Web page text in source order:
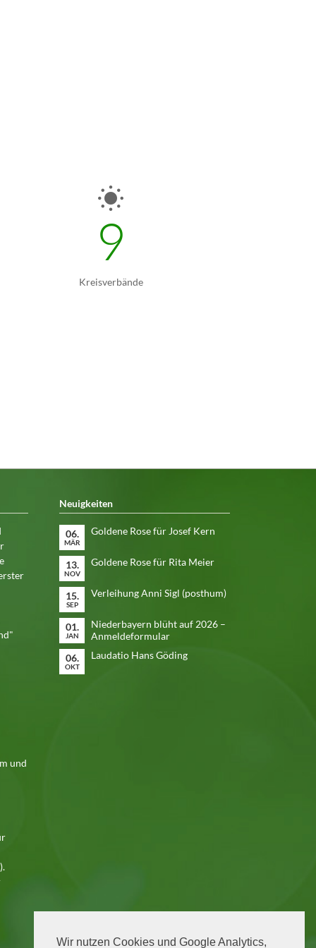
Wir nutzen Cookies und Google Analytics,
9
Kreisverbände
und
Neuigkeiten
06.
MÄR
Goldene Rose für Josef Kern
13.
NOV
Goldene Rose für Rita Meier
15.
SEP
Verleihung Anni Sigl (posthum)
01.
JAN
Niederbayern blüht auf 2026 –
Anmeldeformular
06.
OKT
Laudatio Hans Göding